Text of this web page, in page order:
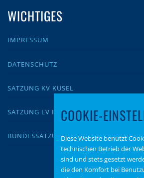
WICHTIGES
IMPRESSUM
DATENSCHUTZ
SATZUNG KV KUSEL
SATZUNG LV RLP
BUNDESSATZUNG
COOKIE-
Diese Website benutzt
technischen Betrieb der
sind und stets gesetzt
die den Komfort bei